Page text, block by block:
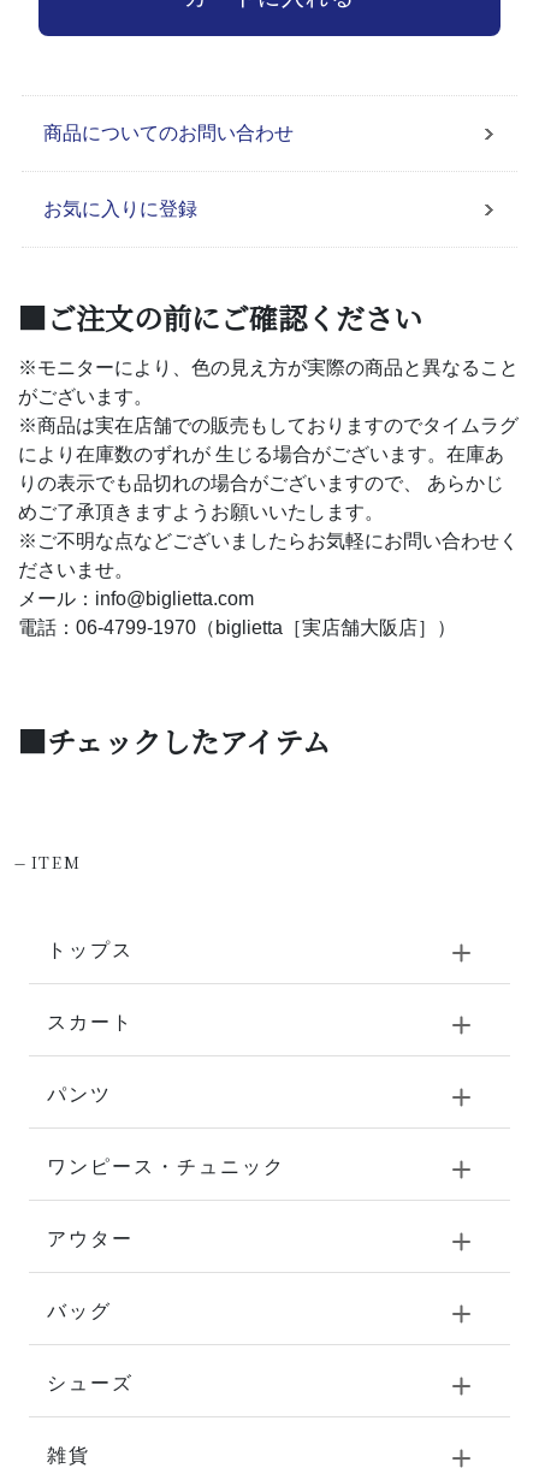
商品についてのお問い合わせ
お気に入りに登録
■ご注文の前にご確認ください
※モニターにより、色の見え方が実際の商品と異なること
がございます。
※商品は実在店舗での販売もしておりますのでタイムラグ
により在庫数のずれが 生じる場合がございます。在庫あ
りの表示でも品切れの場合がございますので、 あらかじ
めご了承頂きますようお願いいたします。
※ご不明な点などございましたらお気軽にお問い合わせく
ださいませ。
メール：info@biglietta.com
電話：06-4799-1970（biglietta［実店舗大阪店］）
■チェックしたアイテム
-ITEM
トップス
スカート
パンツ
ワンピース・チュニック
アウター
バッグ
シューズ
雑貨